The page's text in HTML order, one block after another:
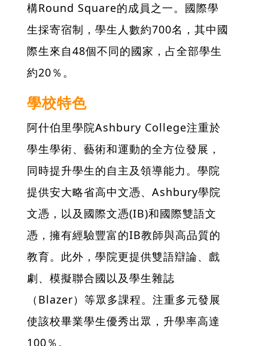
構Round Square的成員之一。國際學
生採寄宿制，學生人數約700名，其中國
際生來自48個不同的國家，占全部學生
約20％。
學校特色
阿什伯里學院Ashbury College注重於
學生學術、藝術和運動的全方位發展，
同時提升學生的自主及領導能力。學院
提供安大略省高中文憑、Ashbury學院
文憑，以及國際文憑(IB)和國際雙語文
憑，擁有經驗豐富的IB教師與高品質的
教育。此外，學院更提供雙語辯論、戲
劇、模擬聯合國以及學生雜誌
（Blazer）等眾多課程。注重多元發展
使該校畢業學生優秀出眾，升學率高達
100％。